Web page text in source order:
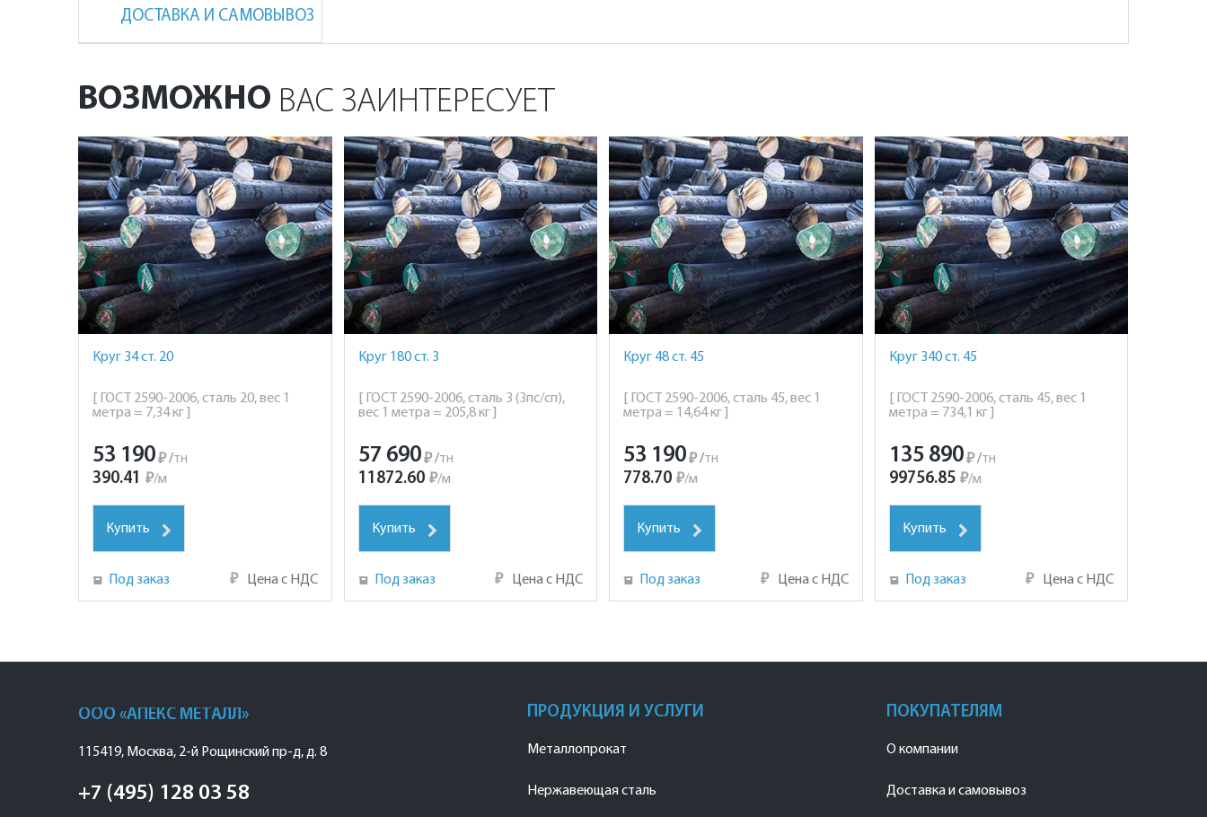
ДОСТАВКА И САМОВЫВОЗ
ВОЗМОЖНО ВАС ЗАИНТЕРЕСУЕТ
Круг 34 ст. 20
[ ГОСТ 2590-2006, сталь 20, вес 1
метра = 7,34 кг ]
53 190₽ /тн
390.41 ₽/м
Купить
Под заказ ₽ Цена с НДС
Круг 180 ст. 3
[ ГОСТ 2590-2006, сталь 3 (3пс/сп),
вес 1 метра = 205,8 кг ]
57 690 ₽ /тн
11872.60 ₽/м
Купить
Под заказ ₽ Цена с НДС
Круг 48 ст. 45
[ ГОСТ 2590-2006, сталь 45, вес 1
метра = 14,64 кг ]
53 190₽ /тн
778.70 ₽/м
Купить
Под заказ ₽ Цена с НДС
Круг 340 ст. 45
[ ГОСТ 2590-2006, сталь 45, вес 1
метра = 734,1 кг ]
135 890 ₽ /тн
99756.85 ₽/м
Купить
Под заказ ₽ Цена с НДС
ООО «АПЕКС МЕТАЛЛ»
115419, Москва, 2-й Рощинский пр-д, д. 8
+7 (495) 128 03 58
ПРОДУКЦИЯ И УСЛУГИ
Металлопрокат
Нержавеющая сталь
ПОКУПАТЕЛЯМ
О компании
Доставка и самовывоз